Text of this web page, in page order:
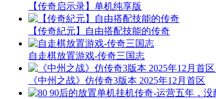
【传奇启示录】单机纯享版
【传奇紀元】自由搭配技能的传奇
自走棋放置游戏-传奇三国志
《中州之战》仿传奇3版本 2025年12月首区